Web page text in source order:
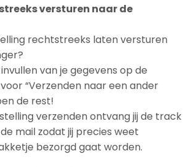
versturen naar de
rechtstreeks laten versturen
van je gegevens op de
“Verzenden naar een ander
de rest!
verzenden ontvang jij de track
mail zodat jij precies weet
bezorgd gaat worden.